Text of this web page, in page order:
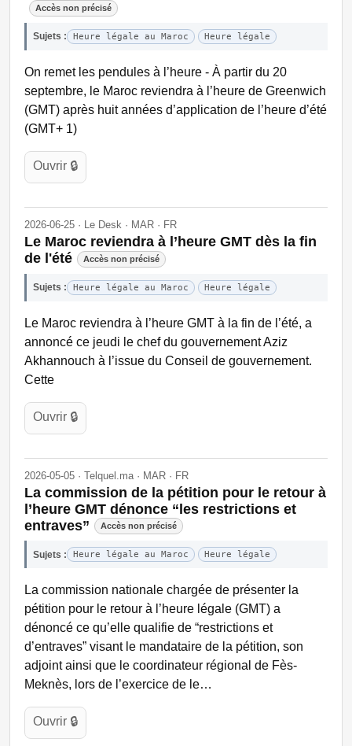
Accès non précisé
Sujets : Heure légale au Maroc Heure légale
On remet les pendules à l’heure - À partir du 20
septembre, le Maroc reviendra à l’heure de Greenwich
(GMT) après huit années d’application de l’heure d’été
(GMT+ 1)
Ouvrir 🔒
2026-06-25 · Le Desk · MAR · FR
Le Maroc reviendra à l’heure GMT dès la fin
de l'été
Accès non précisé
Sujets : Heure légale au Maroc Heure légale
Le Maroc reviendra à l’heure GMT à la fin de l’été, a
annoncé ce jeudi le chef du gouvernement Aziz
Akhannouch à l’issue du Conseil de gouvernement.
Cette
Ouvrir 🔒
2026-05-05 · Telquel.ma · MAR · FR
La commission de la pétition pour le retour à
l’heure GMT dénonce “les restrictions et
entraves”
Accès non précisé
Sujets : Heure légale au Maroc Heure légale
La commission nationale chargée de présenter la
pétition pour le retour à l’heure légale (GMT) a
dénoncé ce qu’elle qualifie de “restrictions et
d’entraves” visant le mandataire de la pétition, son
adjoint ainsi que le coordinateur régional de Fès-
Meknès, lors de l’exercice de le…
Ouvrir 🔒